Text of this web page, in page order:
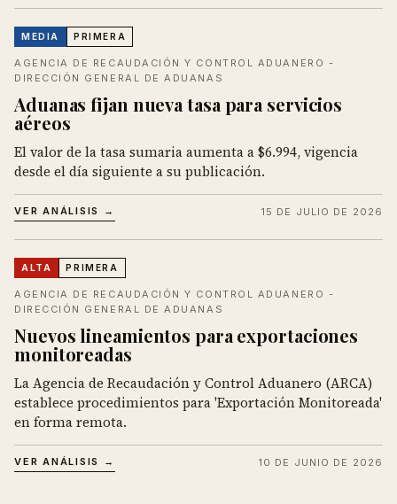
MEDIA PRIMERA
AGENCIA DE RECAUDACIÓN Y CONTROL ADUANERO -
DIRECCIÓN GENERAL DE ADUANAS
Aduanas fijan nueva tasa para servicios
aéreos
El valor de la tasa sumaria aumenta a $6.994, vigencia
desde el día siguiente a su publicación.
VER ANÁLISIS → 15 DE JULIO DE 2026
ALTA PRIMERA
AGENCIA DE RECAUDACIÓN Y CONTROL ADUANERO -
DIRECCIÓN GENERAL DE ADUANAS
Nuevos lineamientos para exportaciones
monitoreadas
La Agencia de Recaudación y Control Aduanero (ARCA)
establece procedimientos para 'Exportación Monitoreada'
en forma remota.
VER ANÁLISIS → 10 DE JUNIO DE 2026